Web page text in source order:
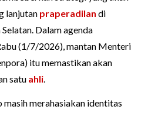
lanjutan praperadilan di
Dalam agenda
(1/7/2026), mantan Menteri
itu memastikan akan
satu ahli.
merahasiakan identitas